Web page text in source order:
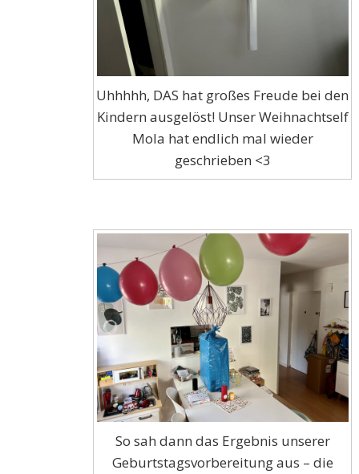
Uhhhhh, DAS hat großes Freude bei den
Kindern ausgelöst! Unser Weihnachtself
Mola hat endlich mal wieder
geschrieben <3
So sah dann das Ergebnis unserer
Geburtstagsvorbereitung aus – die